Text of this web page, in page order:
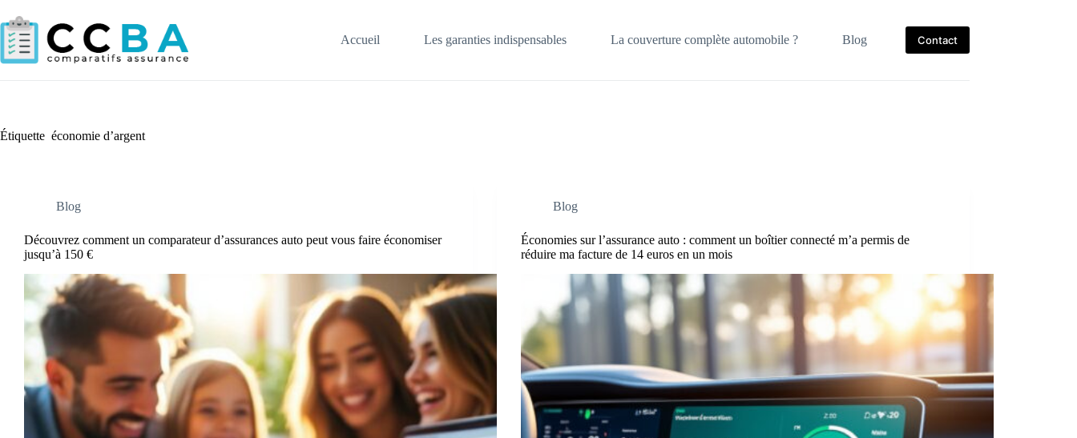
au
contenu
Accueil Les garanties indispensables La couverture complète automobile ? Blog Contact
Étiquette économie d’argent
Blog
Découvrez comment un comparateur d’assurances auto peut vous faire économiser
jusqu’à 150 €
Blog
Économies sur l’assurance auto : comment un boîtier connecté m’a permis de
réduire ma facture de 14 euros en un mois